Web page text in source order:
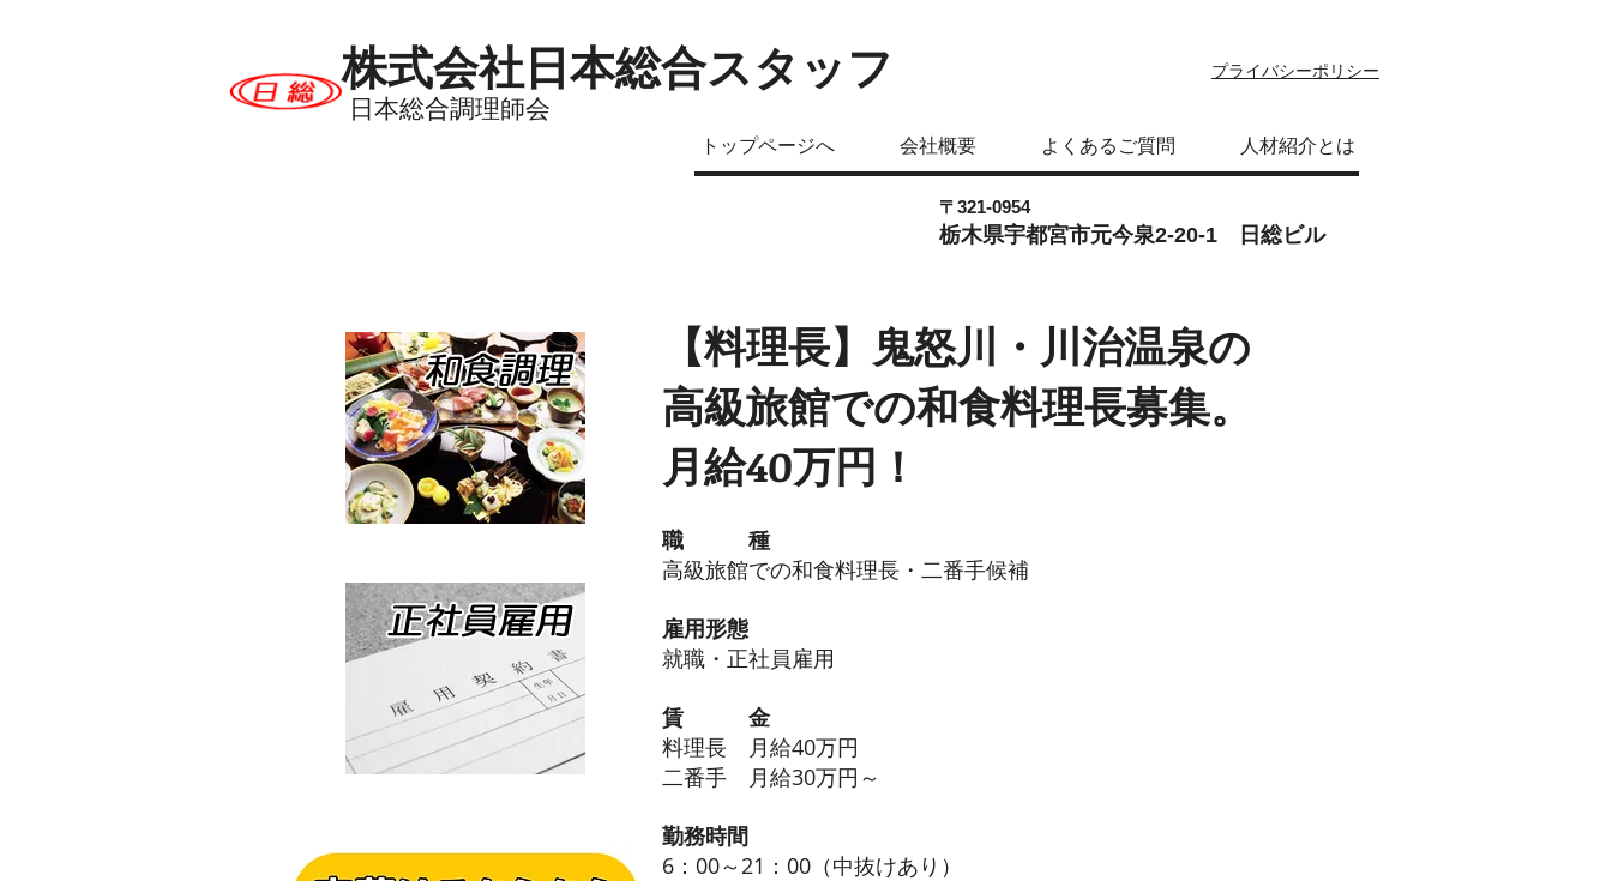
株式会社日本総合スタッフ
日本総合調理師会
プライバシーポリシー
トップページへ 会社概要 よくあるご質問 人材紹介とは
〒321-0954
栃木県宇都宮市元今泉2-20-1 日総ビル
【料理長】鬼怒川・川治温泉の
高級旅館での和食料理長募集。
月給40万円！
職 種
高級旅館での和食料理長・二番手候補
雇用形態
就職・正社員雇用
賃 金
料理長 月給40万円
二番手 月給30万円～
勤務時間
6：00～21：00（中抜けあり）